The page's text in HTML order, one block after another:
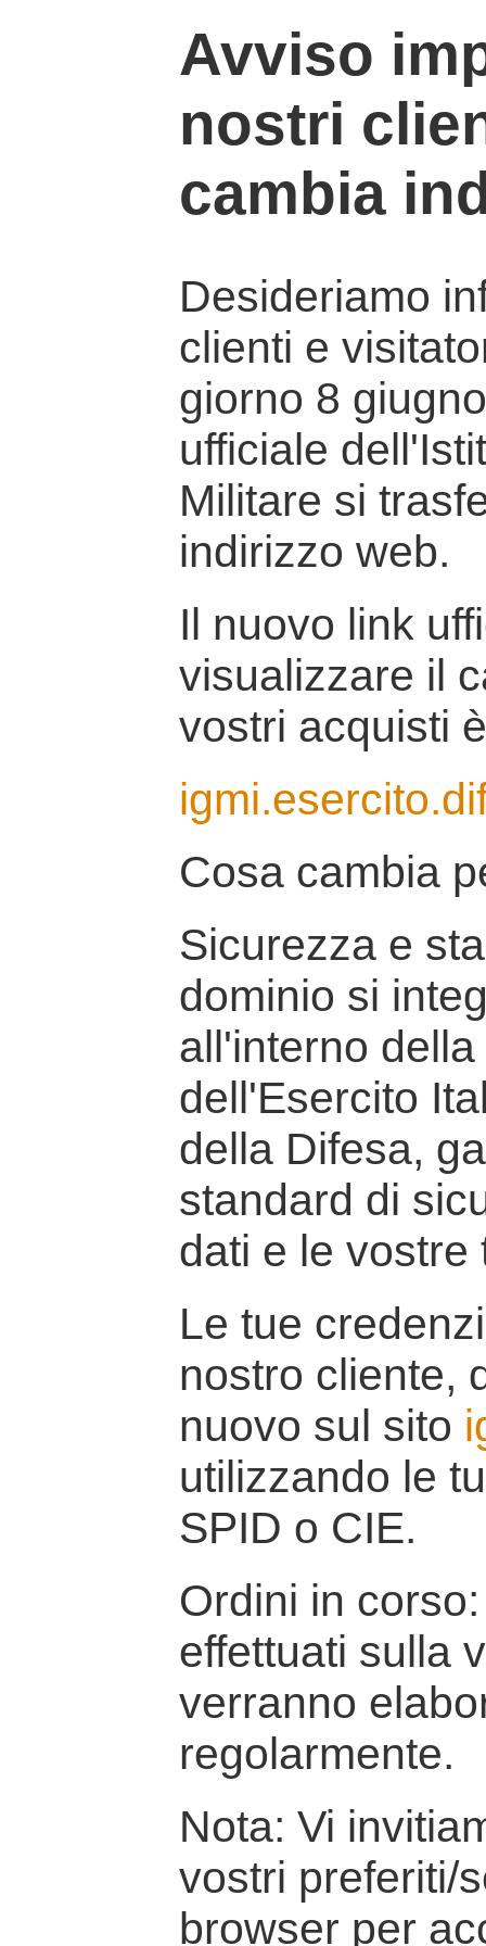
Avviso
nostri
cambia
Desideriamo
clienti e
giorno 8
ufficiale
Militare si
indirizzo web.
Il nuovo link
visualizzare il
vostri acquisti
Cosa cambia
Sicurezza e
dominio si
all'interno
dell'Esercito
della Difesa,
standard di
dati e le vostre
Le tue
nostro cliente,
nuovo sul sito
utilizzando le
SPID o CIE.
Ordini in
effettuati sulla
verranno
regolarmente.
Nota: Vi
vostri preferiti/
browser per